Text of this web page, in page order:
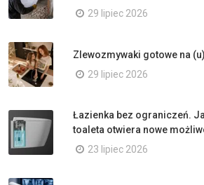
29 lipiec 2026
Zlewozmywaki gotowe na
29 lipiec 2026
Łazienka bez ograniczeń.
toaleta otwiera nowe
23 lipiec 2026